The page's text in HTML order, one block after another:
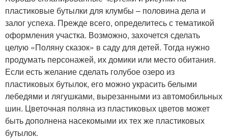
пластиковые бутылки для клумбы – половина дела и
залог успеха. Прежде всего, определитесь с тематикой
оформления участка. Возможно, захочется сделать
целую «Поляну сказок» в саду для детей. Тогда нужно
продумать персонажей, их домики или место обитания.
Если есть желание сделать голубое озеро из
пластиковых бутылок, его можно украсить белыми
лебедями и лягушками, вырезанными из автомобильных
шин. Цветочная поляна из пластиковых цветов может
быть дополнена насекомыми их тех же пластиковых
бутылок.